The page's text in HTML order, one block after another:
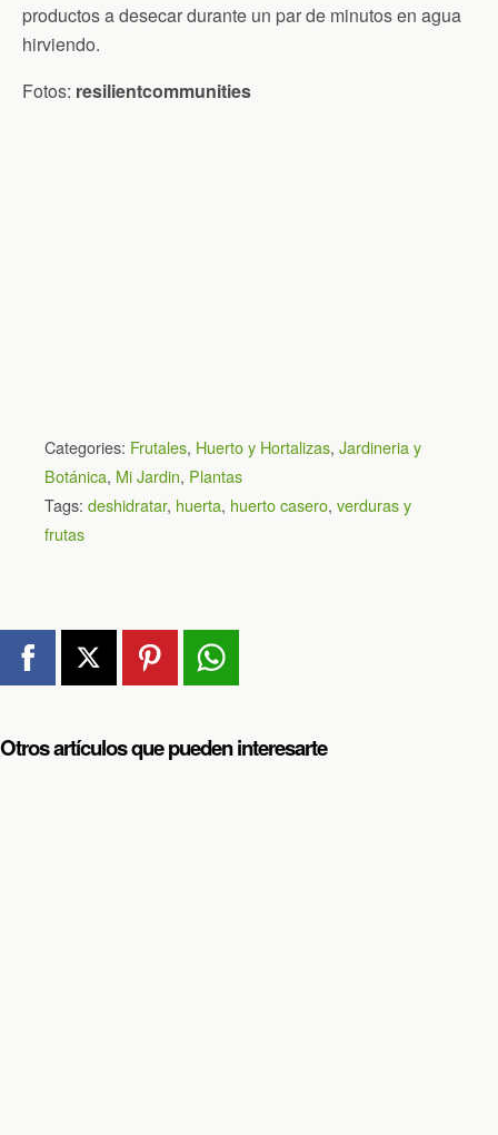
productos a desecar durante un par de minutos en agua
hirviendo.
Fotos: resilientcommunities
Categories: Frutales, Huerto y Hortalizas, Jardineria y
Botánica, Mi Jardin, Plantas
Tags: deshidratar, huerta, huerto casero, verduras y
frutas
Otros artículos que pueden interesarte